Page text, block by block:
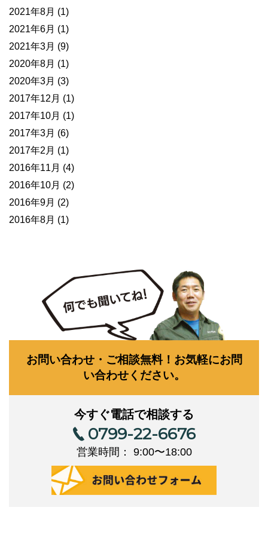
2021年8月 (1)
2021年6月 (1)
2021年3月 (9)
2020年8月 (1)
2020年3月 (3)
2017年12月 (1)
2017年10月 (1)
2017年3月 (6)
2017年2月 (1)
2016年11月 (4)
2016年10月 (2)
2016年9月 (2)
2016年8月 (1)
お問い合わせ・ご相談無料！お気軽にお問
い合わせください。
今すぐ電話で相談する
0799-22-6676
営業時間： 9:00〜18:00